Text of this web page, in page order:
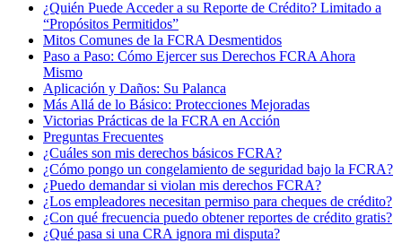
¿Quién Puede Acceder a su Reporte de Crédito? Limitado a
“Propósitos Permitidos”
Mitos Comunes de la FCRA Desmentidos
Paso a Paso: Cómo Ejercer sus Derechos FCRA Ahora
Mismo
Aplicación y Daños: Su Palanca
Más Allá de lo Básico: Protecciones Mejoradas
Victorias Prácticas de la FCRA en Acción
Preguntas Frecuentes
¿Cuáles son mis derechos básicos FCRA?
¿Cómo pongo un congelamiento de seguridad bajo la FCRA?
¿Puedo demandar si violan mis derechos FCRA?
¿Los empleadores necesitan permiso para cheques de crédito?
¿Con qué frecuencia puedo obtener reportes de crédito gratis?
¿Qué pasa si una CRA ignora mi disputa?